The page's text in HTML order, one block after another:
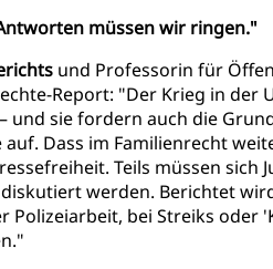
müssen wir ringen."
und Professorin für
Report: "Der Krieg in der
sie fordern auch die
Dass im Familienrecht
Teils müssen
werden. Berichtet
bei Streiks oder